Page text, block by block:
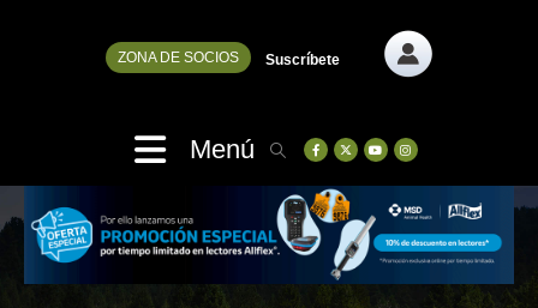
ZONA DE SOCIOS Suscríbete
Menú